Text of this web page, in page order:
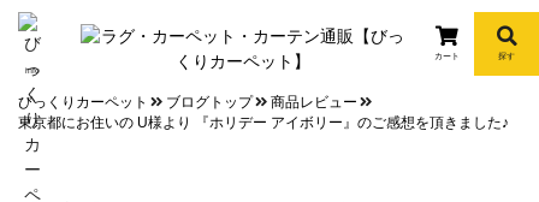
info
カート 探す
びっくりカーペット ブログトップ
商品レビュー
東京都にお住いの U様より 『ホリデー アイボリー』のご感想を頂きました♪